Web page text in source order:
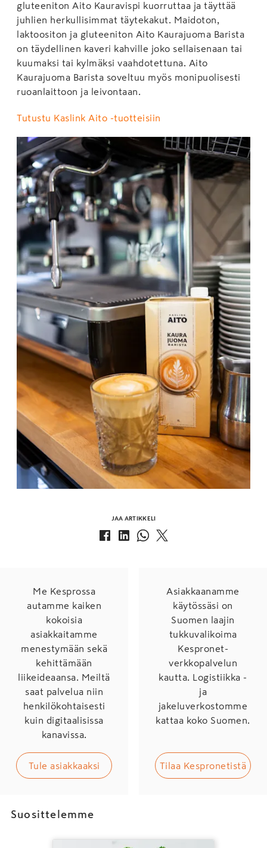
gluteeniton Aito Kauravispi kuorruttaa ja täyttää
juhlien herkullisimmat täytekakut. Maidoton,
laktoositon ja gluteeniton Aito Kaurajuoma Barista
on täydellinen kaveri kahville joko sellaisenaan tai
kuumaksi tai kylmäksi vaahdotettuna. Aito
Kaurajuoma Barista soveltuu myös monipuolisesti
ruoanlaittoon ja leivontaan.
Tutustu Kaslink Aito -tuotteisiin
JAA ARTIKKELI
Me Kesprossa
autamme kaiken
kokoisia
asiakkaitamme
menestymään sekä
kehittämään
liikeideaansa. Meiltä
saat palvelua niin
henkilökohtaisesti
kuin digitaalisissa
kanavissa.
Tule asiakkaaksi
Asiakkaanamme
käytössäsi on
Suomen laajin
tukkuvalikoima
Kespronet-
verkkopalvelun
kautta. Logistiikka -
ja
jakeluverkostomme
kattaa koko Suomen.
Tilaa Kespronetistä
Suosittelemme